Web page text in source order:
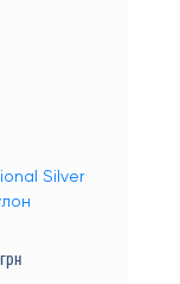
Silver
грн